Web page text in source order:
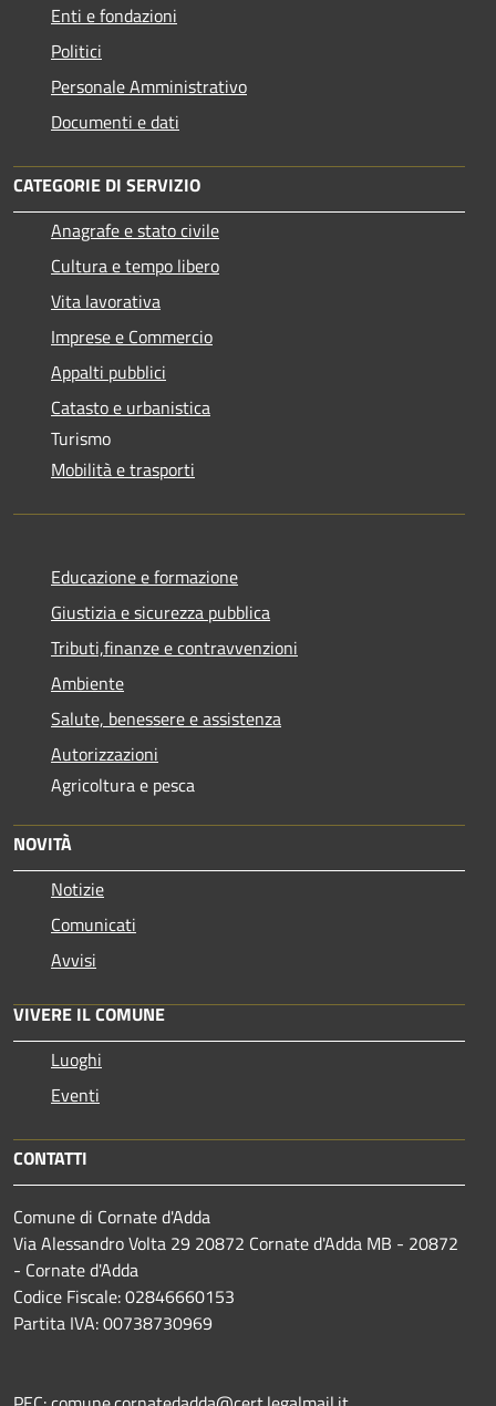
Enti e fondazioni
Politici
Personale Amministrativo
Documenti e dati
CATEGORIE DI SERVIZIO
Anagrafe e stato civile
Cultura e tempo libero
Vita lavorativa
Imprese e Commercio
Appalti pubblici
Catasto e urbanistica
Turismo
Mobilità e trasporti
Educazione e formazione
Giustizia e sicurezza pubblica
Tributi,finanze e contravvenzioni
Ambiente
Salute, benessere e assistenza
Autorizzazioni
Agricoltura e pesca
NOVITÀ
Notizie
Comunicati
Avvisi
VIVERE IL COMUNE
Luoghi
Eventi
CONTATTI
Comune di Cornate d'Adda
Via Alessandro Volta 29 20872 Cornate d'Adda MB - 20872
- Cornate d'Adda
Codice Fiscale: 02846660153
Partita IVA: 00738730969